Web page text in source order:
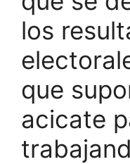
los
que
acicate